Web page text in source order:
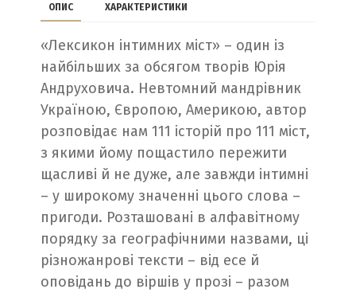
ОПИС ХАРАКТЕРИСТИКИ
«Лексикон інтимних міст» – один із
найбільших за обсягом творів Юрія
Андруховича. Невтомний мандрівник
Україною, Європою, Америкою, автор
розповідає нам 111 історій про 111 міст,
з якими йому пощастило пережити
щасливі й не дуже, але завжди інтимні
– у широкому значенні цього слова –
пригоди. Розташовані в алфавітному
порядку за географічними назвами, ці
різножанрові тексти – від есе й
оповідань до віршів у прозі – разом